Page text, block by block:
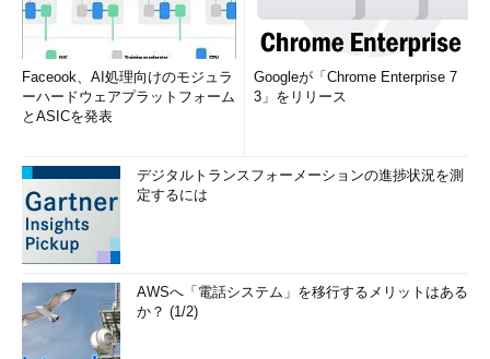
Faceook、AI処理向けのモジュラ
ーハードウェアプラットフォーム
とASICを発表
Googleが「Chrome Enterprise 7
3」をリリース
デジタルトランスフォーメーションの進捗状況を測
定するには
AWSへ「電話システム」を移行するメリットはある
か？ (1/2)